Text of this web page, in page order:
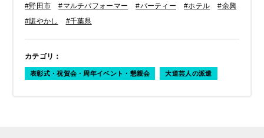
#野田市
#マルチパフォーマー #パーティー #ホテル
#余興
#賑やかし
#千葉県
カテゴリ ：
表彰式・祝賀会・周年イベント・懇親会 大道芸人の派遣